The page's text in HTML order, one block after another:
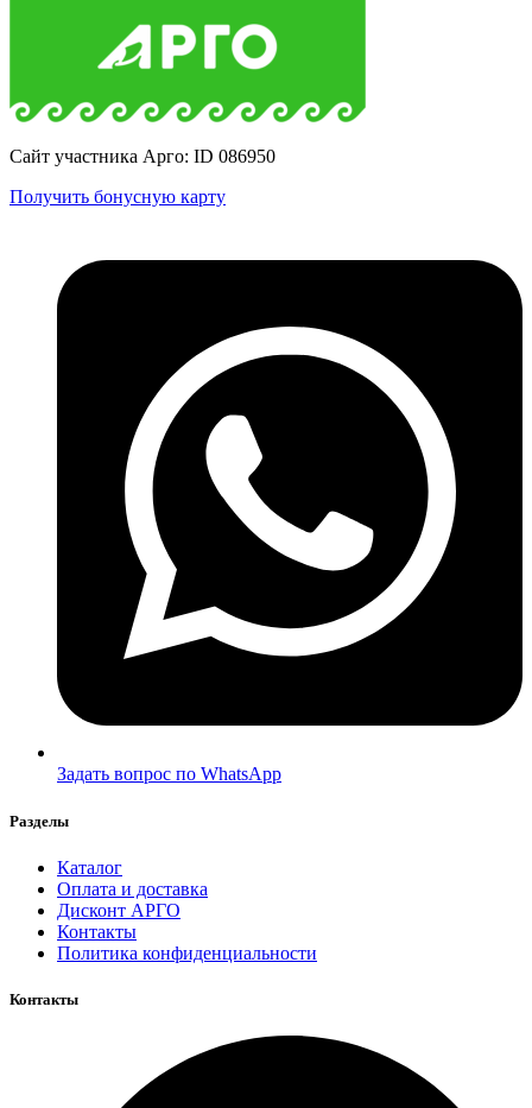
Сайт участника Арго: ID 086950
Получить бонусную карту
Задать вопрос по WhatsApp
Разделы
Каталог
Оплата и доставка
Дисконт АРГО
Контакты
Политика конфиденциальности
Контакты